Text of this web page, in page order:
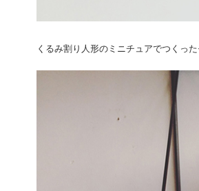
くるみ割り人形のミニチュアでつくっ